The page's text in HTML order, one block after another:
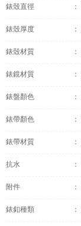
錶殼直徑 ：
錶殼厚度 ：
錶殼材質 ：
錶鏡材質 ：
錶盤顏色 ：
錶帶顏色 ：
錶帶材質 ：
抗水 ：
附件 ：
錶釦種類 ：